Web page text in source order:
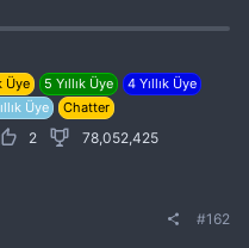
Üye 5 Yıllık Üye
4 Yıllık Üye
Üye Chatter
2
78,052,425
#162